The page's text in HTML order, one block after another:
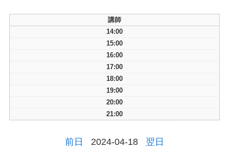
講師
14:00
15:00
16:00
17:00
18:00
19:00
20:00
21:00
前日 2024-04-18 翌日